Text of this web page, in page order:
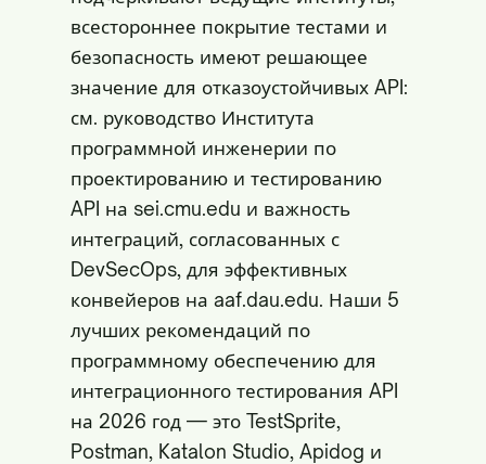
всестороннее покрытие тестами и
безопасность имеют решающее
значение для отказоустойчивых API:
см. руководство Института
программной инженерии по
проектированию и тестированию
API на sei.cmu.edu и важность
интеграций, согласованных с
DevSecOps, для эффективных
конвейеров на aaf.dau.edu. Наши 5
лучших рекомендаций по
программному обеспечению для
интеграционного тестирования API
на 2026 год — это TestSprite,
Postman, Katalon Studio, Apidog и